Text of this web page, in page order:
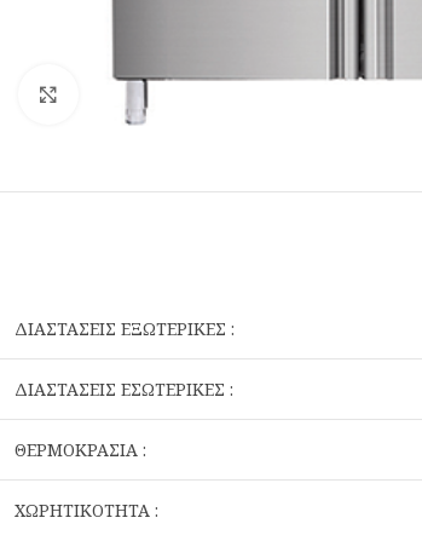
Κλικ για μεγέθυνση
ΔΙΑΣΤΑΣΕΙΣ ΕΞΩΤΕΡΙΚΕΣ :
ΔΙΑΣΤΑΣΕΙΣ ΕΣΩΤΕΡΙΚΕΣ :
ΘΕΡΜΟΚΡΑΣΙΑ :
ΧΩΡΗΤΙΚΟΤΗΤΑ :